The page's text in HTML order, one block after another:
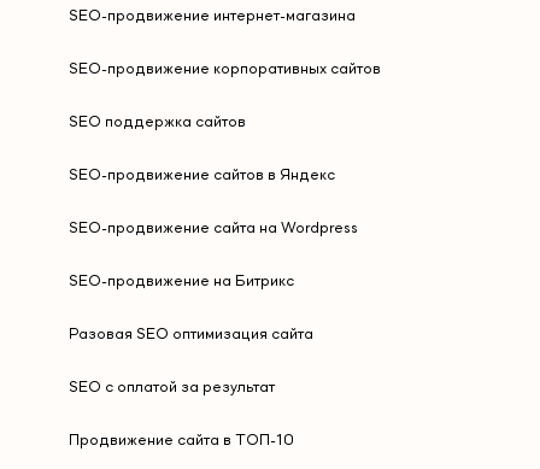
SEO-продвижение интернет-магазина
SEO-продвижение корпоративных сайтов
SEO поддержка сайтов
SEO-продвижение сайтов в Яндекс
SEO-продвижение сайта на Wordpress
SEO-продвижение на Битрикс
Разовая SEO оптимизация сайта
SEO с оплатой за результат
Продвижение сайта в ТОП-10